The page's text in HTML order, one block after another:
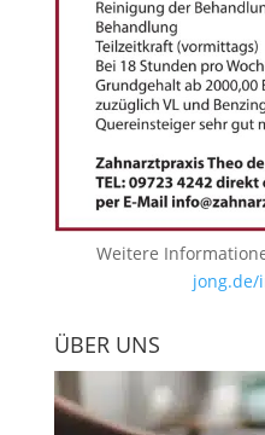
Weitere
jong.de/
ÜBER UNS